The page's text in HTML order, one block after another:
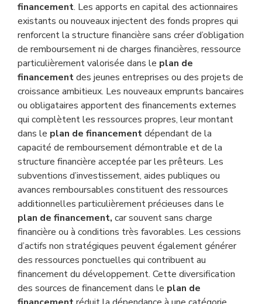
financement. Les apports en capital des actionnaires
existants ou nouveaux injectent des fonds propres qui
renforcent la structure financière sans créer d’obligation
de remboursement ni de charges financières, ressource
particulièrement valorisée dans le plan de
financementdes jeunes entreprises ou des projets de
croissance ambitieux. Les nouveaux emprunts bancaires
ou obligataires apportent des financements externes
qui complètent les ressources propres, leur montant
dans le plan de financementdépendant de la
capacité de remboursement démontrable et de la
structure financière acceptée par les prêteurs. Les
subventions d’investissement, aides publiques ou
avances remboursables constituent des ressources
additionnelles particulièrement précieuses dans le
plan de financement, car souvent sans charge
financière ou à conditions très favorables. Les cessions
d’actifs non stratégiques peuvent également générer
des ressources ponctuelles qui contribuent au
financement du développement. Cette diversification
des sources de financement dans le plan de